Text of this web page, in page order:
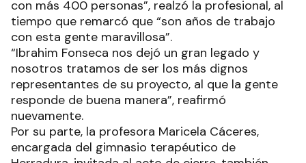
con más 400 personas”, realzó la profesional, al
tiempo que remarcó que “son años de trabajo
con esta gente maravillosa”.
“Ibrahim Fonseca nos dejó un gran legado y
nosotros tratamos de ser los más dignos
representantes de su proyecto, al que la gente
responde de buena manera”, reafirmó
nuevamente.
Por su parte, la profesora Maricela Cáceres,
encargada del gimnasio terapéutico de